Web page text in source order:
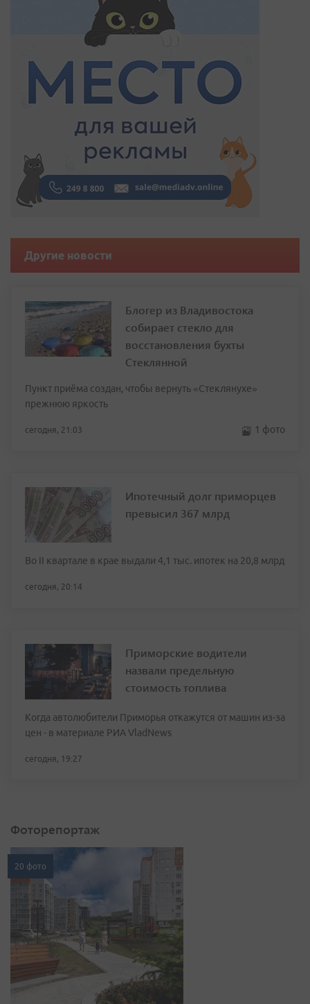
Другие новости
Блогер из Владивостока
собирает стекло для
восстановления бухты
Стеклянной
Пункт приёма создан, чтобы вернуть «Стеклянухе»
прежнюю яркость
сегодня, 21:03 1 фото
Ипотечный долг приморцев
превысил 367 млрд
Во II квартале в крае выдали 4,1 тыс. ипотек на 20,8 млрд
сегодня, 20:14
Приморские водители
назвали предельную
стоимость топлива
Когда автолюбители Приморья откажутся от машин из-за
цен - в материале РИА VladNews
сегодня, 19:27
Фоторепортаж
20 фото